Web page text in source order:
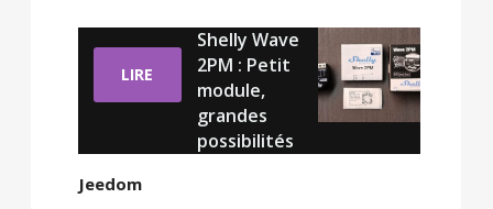
LIRE
Shelly Wave
2PM : Petit
module,
grandes
possibilités
Jeedom